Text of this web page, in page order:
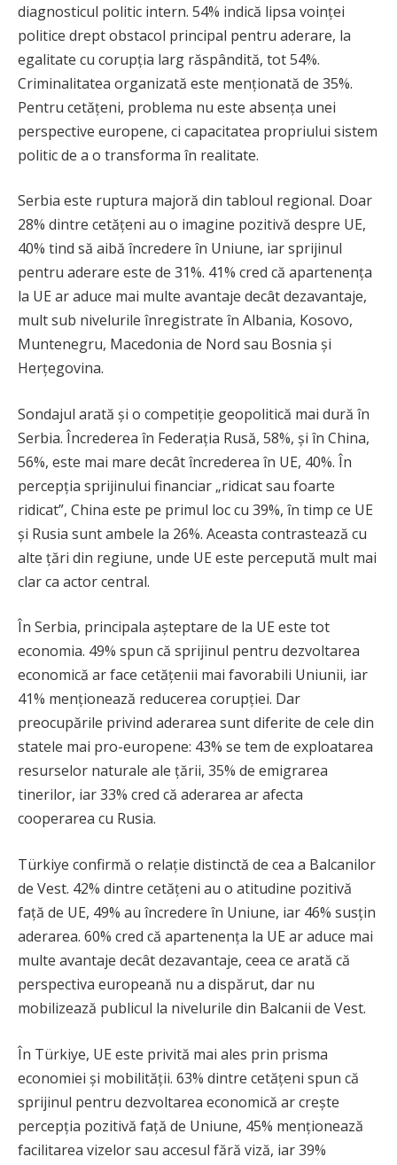
diagnosticul politic intern. 54% indică lipsa voinței
politice drept obstacol principal pentru aderare, la
egalitate cu corupția larg răspândită, tot 54%.
Criminalitatea organizată este menționată de 35%.
Pentru cetățeni, problema nu este absența unei
perspective europene, ci capacitatea propriului sistem
politic de a o transforma în realitate.
Serbia este ruptura majoră din tabloul regional. Doar
28% dintre cetățeni au o imagine pozitivă despre UE,
40% tind să aibă încredere în Uniune, iar sprijinul
pentru aderare este de 31%. 41% cred că apartenența
la UE ar aduce mai multe avantaje decât dezavantaje,
mult sub nivelurile înregistrate în Albania, Kosovo,
Muntenegru, Macedonia de Nord sau Bosnia și
Herțegovina.
Sondajul arată și o competiție geopolitică mai dură în
Serbia. Încrederea în Federația Rusă, 58%, și în China,
56%, este mai mare decât încrederea în UE, 40%. În
percepția sprijinului financiar „ridicat sau foarte
ridicat”, China este pe primul loc cu 39%, în timp ce UE
și Rusia sunt ambele la 26%. Aceasta contrastează cu
alte țări din regiune, unde UE este percepută mult mai
clar ca actor central.
În Serbia, principala așteptare de la UE este tot
economia. 49% spun că sprijinul pentru dezvoltarea
economică ar face cetățenii mai favorabili Uniunii, iar
41% menționează reducerea corupției. Dar
preocupările privind aderarea sunt diferite de cele din
statele mai pro-europene: 43% se tem de exploatarea
resurselor naturale ale țării, 35% de emigrarea
tinerilor, iar 33% cred că aderarea ar afecta
cooperarea cu Rusia.
Türkiye confirmă o relație distinctă de cea a Balcanilor
de Vest. 42% dintre cetățeni au o atitudine pozitivă
față de UE, 49% au încredere în Uniune, iar 46% susțin
aderarea. 60% cred că apartenența la UE ar aduce mai
multe avantaje decât dezavantaje, ceea ce arată că
perspectiva europeană nu a dispărut, dar nu
mobilizează publicul la nivelurile din Balcanii de Vest.
În Türkiye, UE este privită mai ales prin prisma
economiei și mobilității. 63% dintre cetățeni spun că
sprijinul pentru dezvoltarea economică ar crește
percepția pozitivă față de Uniune, 45% menționează
facilitarea vizelor sau accesul fără viză, iar 39%